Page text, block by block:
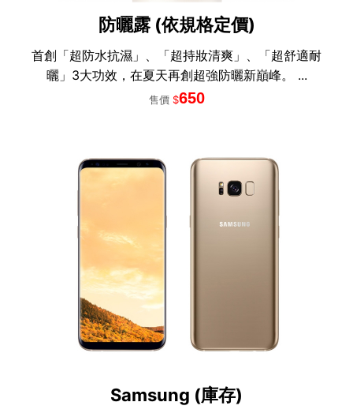
防曬露 (依規格定價)
首創「超防水抗濕」、「超持妝清爽」、「超舒適耐
曬」3大功效，在夏天再創超強防曬新巔峰。 ...
售價 $650
Samsung (庫存)